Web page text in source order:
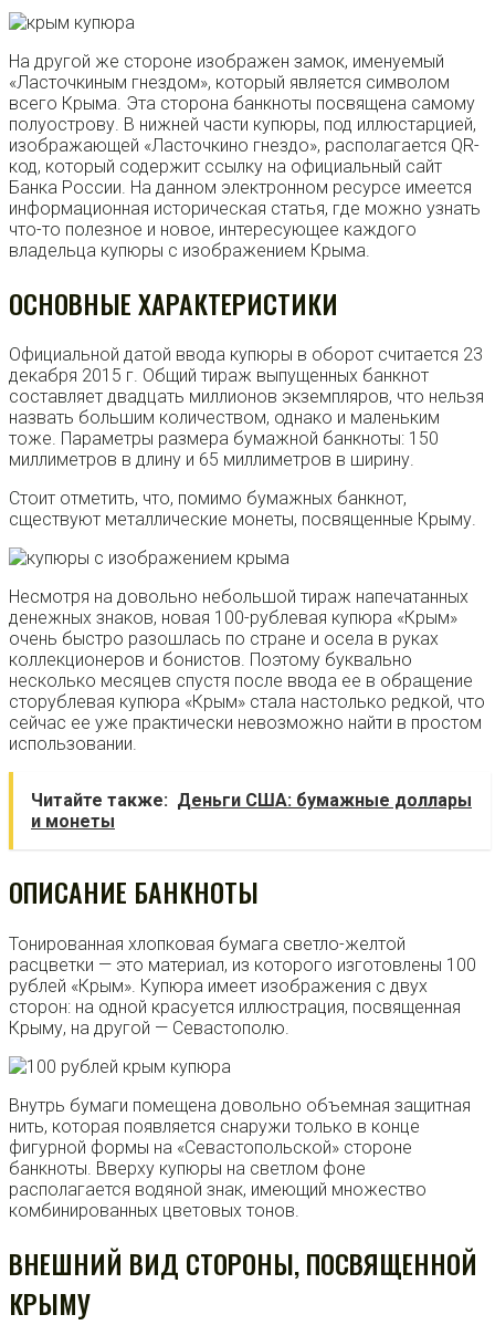
На другой же стороне изображен замок, именуемый
«Ласточкиным гнездом», который является символом
всего Крыма. Эта сторона банкноты посвящена самому
полуострову. В нижней части купюры, под иллюстарцией,
изображающей «Ласточкино гнездо», располагается QR-
код, который содержит ссылку на официальный сайт
Банка России. На данном электронном ресурсе имеется
информационная историческая статья, где можно узнать
что-то полезное и новое, интересующее каждого
владельца купюры с изображением Крыма.
ОСНОВНЫЕ ХАРАКТЕРИСТИКИ
Официальной датой ввода купюры в оборот считается 23
декабря 2015 г. Общий тираж выпущенных банкнот
составляет двадцать миллионов экземпляров, что нельзя
назвать большим количеством, однако и маленьким
тоже. Параметры размера бумажной банкноты: 150
миллиметров в длину и 65 миллиметров в ширину.
Стоит отметить, что, помимо бумажных банкнот,
сществуют металлические монеты, посвященные Крыму.
Несмотря на довольно небольшой тираж напечатанных
денежных знаков, новая 100-рублевая купюра «Крым»
очень быстро разошлась по стране и осела в руках
коллекционеров и бонистов. Поэтому буквально
несколько месяцев спустя после ввода ее в обращение
сторублевая купюра «Крым» стала настолько редкой, что
сейчас ее уже практически невозможно найти в простом
использовании.
Читайте также: Деньги США: бумажные доллары
и монеты
ОПИСАНИЕ БАНКНОТЫ
Тонированная хлопковая бумага светло-желтой
расцветки — это материал, из которого изготовлены 100
рублей «Крым». Купюра имеет изображения с двух
сторон: на одной красуется иллюстрация, посвященная
Крыму, на другой — Севастополю.
Внутрь бумаги помещена довольно объемная защитная
нить, которая появляется снаружи только в конце
фигурной формы на «Севастопольской» стороне
банкноты. Вверху купюры на светлом фоне
располагается водяной знак, имеющий множество
комбинированных цветовых тонов.
ВНЕШНИЙ ВИД СТОРОНЫ, ПОСВЯЩЕННОЙ
КРЫМУ